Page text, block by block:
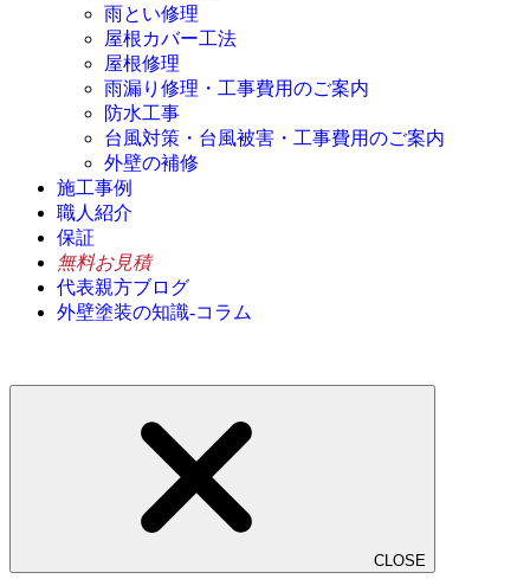
雨とい修理
屋根カバー工法
屋根修理
雨漏り修理・工事費用のご案内
防水工事
台風対策・台風被害・工事費用のご案内
外壁の補修
施工事例
職人紹介
保証
無料お見積
代表親方ブログ
外壁塗装の知識-コラム
CLOSE